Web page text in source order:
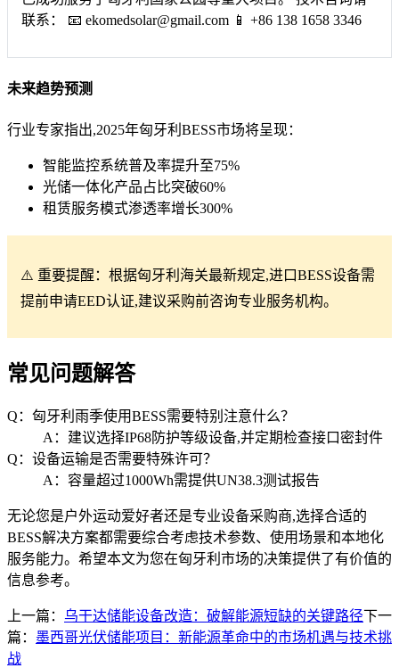
联系： 📧 ekomedsolar@gmail.com 📱 +86 138 1658 3346
未来趋势预测
行业专家指出,2025年匈牙利BESS市场将呈现：
智能监控系统普及率提升至75%
光储一体化产品占比突破60%
租赁服务模式渗透率增长300%
⚠️ 重要提醒：根据匈牙利海关最新规定,进口BESS设备需
提前申请EED认证,建议采购前咨询专业服务机构。
常见问题解答
Q：匈牙利雨季使用BESS需要特别注意什么？
A：建议选择IP68防护等级设备,并定期检查接口密封件
Q：设备运输是否需要特殊许可？
A：容量超过1000Wh需提供UN38.3测试报告
无论您是户外运动爱好者还是专业设备采购商,选择合适的
BESS解决方案都需要综合考虑技术参数、使用场景和本地化
服务能力。希望本文为您在匈牙利市场的决策提供了有价值的
信息参考。
上一篇： 乌干达储能设备改造：破解能源短缺的关键路径下一
篇： 墨西哥光伏储能项目：新能源革命中的市场机遇与技术挑
战